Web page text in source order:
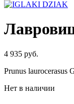
4 935 руб.
Prunus laurocerasus
Нет в наличии